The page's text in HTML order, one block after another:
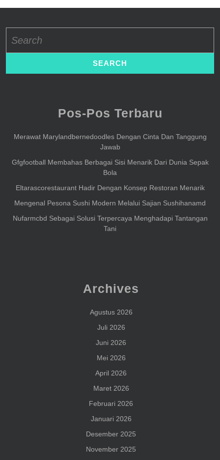
for:
Pos-Pos Terbaru
Merawat Marylandbernedoodles Dengan Cinta Dan Tanggung
Jawab
Gfgfootball Membahas Berbagai Sisi Menarik Dari Dunia Sepak
Bola
Eltarascorestaurant Hadir Dengan Konsep Restoran Menarik
Mengenal Pesona Sushi Modern Melalui Sajian Sushihanamd
Nufarmcbd Sebagai Solusi Terpercaya Menghadapi Tantangan
Tani
Archives
Agustus 2026
Juli 2026
Juni 2026
Mei 2026
April 2026
Maret 2026
Februari 2026
Januari 2026
Desember 2025
November 2025